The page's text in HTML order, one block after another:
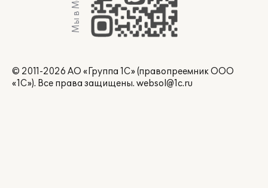
Мы в Max
© 2011-2026 АО «Группа 1С» (правопреемник ООО
«1С»). Все права защищены. websol@1c.ru